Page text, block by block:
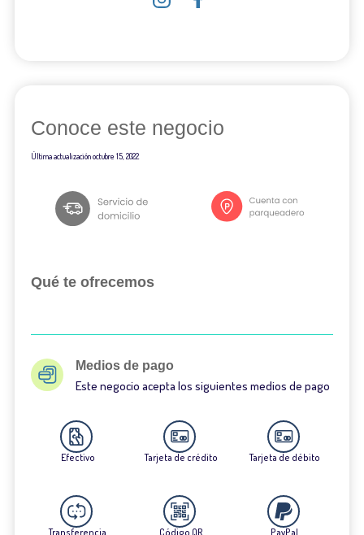
Conoce este negocio
Última actualizaciónoctubre 15, 2022
Qué te ofrecemos
Medios de pago
Este negocio acepta los siguientes medios de pago
Efectivo Tarjeta de crédito Tarjeta de débito
Transferencia Código QR PayPal